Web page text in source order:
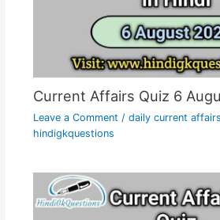
Current Affairs Quiz 6
Leave a Comment / daily current
hindigkquestions